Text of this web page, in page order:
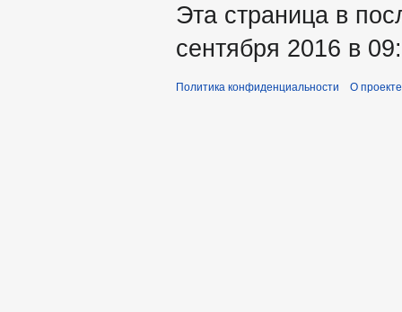
Эта страница в
сентября 2016 в
Политика конфиденциальности О проекте